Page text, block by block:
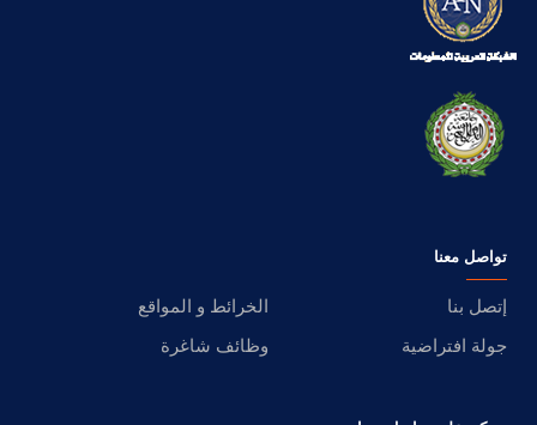
تواصل معنا
إتصل بنا
الخرائط و المواقع
جولة افتراضية
وظائف شاغرة